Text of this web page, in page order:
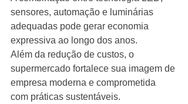
sensores, automação e luminárias
adequadas pode gerar economia
expressiva ao longo dos anos.
Além da redução de custos, o
supermercado fortalece sua imagem de
empresa moderna e comprometida
com práticas sustentáveis.